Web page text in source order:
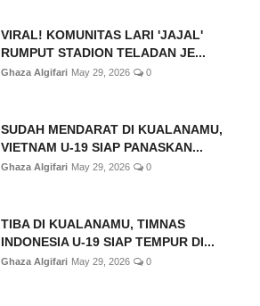
VIRAL! KOMUNITAS LARI 'JAJAL'
RUMPUT STADION TELADAN JE...
Ghaza Algifari May 29, 2026 0
SUDAH MENDARAT DI KUALANAMU,
VIETNAM U-19 SIAP PANASKAN...
Ghaza Algifari May 29, 2026 0
TIBA DI KUALANAMU, TIMNAS
INDONESIA U-19 SIAP TEMPUR DI...
Ghaza Algifari May 29, 2026 0